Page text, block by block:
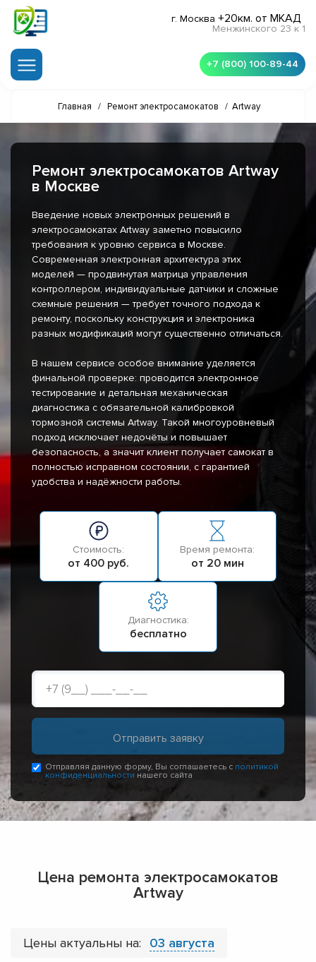
г. Москва +20км. от МКАД
Менжинского 23 к 1
+7 (800) 100-89-44
Главная / Ремонт электросамокатов / Artway
Ремонт электросамокатов Artway
в Москве
Введение новых электронных решений в
электросамокатах Artway заметно повысило
требования к уровню сервиса в Москве.
Современная электронная архитектура этих
моделей — продвинутая матрица управления
контроллером, индивидуальные датчики и сложные
схемные решения — требует точного подхода к
ремонту, поскольку конструкция и электроника
разных модификаций могут существенно отличаться.
В нашем сервисе особое внимание уделяется
финальной проверке: проводится электронное
тестирование и детальная механическая
диагностика с обязательной калибровкой
тормозной системы Artway. Такой многоуровневый
подход исключает недочёты и повышает
безопасность, а значит клиент получает самокат в
полностью исправном состоянии, с гарантией
удобства и надёжности работы.
Стоимость:
от 400 руб.
Время ремонта:
от 20 мин
Диагностика:
бесплатно
Отправляя данную форму, Вы соглашаетесь с политикой
конфиденциальности нашего сайта
Цена ремонта электросамокатов
Artway
Цены актуальны на: 03 августа